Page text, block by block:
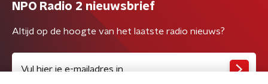
NPO Radio 2 nieuwsbrief
Altijd op de hoogte van het laatste radio nieuws?